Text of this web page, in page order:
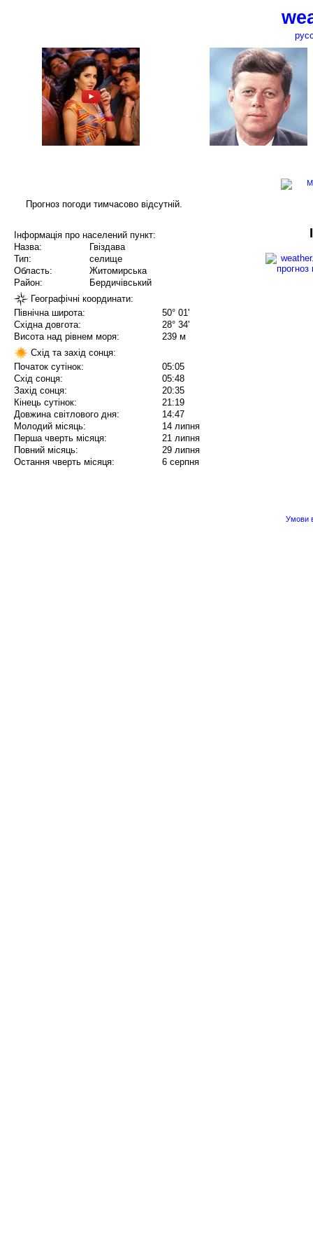
Прогноз погоди тимчасово відсутній.
Інформація про населений пункт:
Назва:
Гвіздава
Тип:
селище
Область:
Житомирська
Район:
Бердичівський
Географічні координати:
Північна широта:
50° 01'
Східна довгота:
28° 34'
Висота над рівнем моря:
239 м
Схід та захід сонця:
Початок сутінок:
05:05
Схід сонця:
05:48
Захід сонця:
20:35
Кінець сутінок:
21:19
Довжина світлового дня:
14:47
Молодий місяць:
14 липня
Перша чверть місяця:
21 липня
Повний місяць:
29 липня
Остання чверть місяця:
6 серпня
Умови